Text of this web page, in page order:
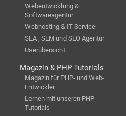
Webentwicklung &
Softwareagentur
Webhosting & IT-Service
SEA , SEM und SEO Agentur
Userübersicht
Magazin & PHP Tutorials
Magazin für PHP- und Web-
Entwickler
Lernen mit unseren PHP-
Tutorials